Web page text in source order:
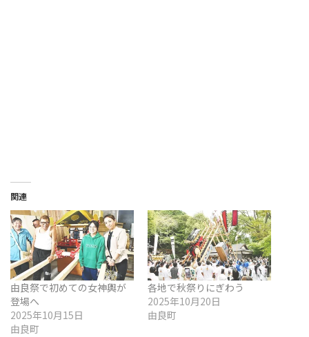
関連
由良祭で初めての女神輿が
登場へ
2025年10月15日
由良町
各地で秋祭りにぎわう
2025年10月20日
由良町